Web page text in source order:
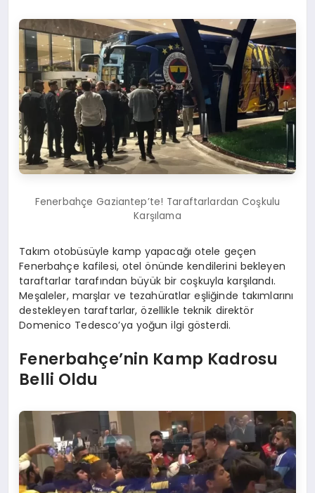
Fenerbahçe Gaziantep’te! Taraftarlardan Coşkulu
Karşılama
Takım otobüsüyle kamp yapacağı otele geçen
Fenerbahçe kafilesi, otel önünde kendilerini bekleyen
taraftarlar tarafından büyük bir coşkuyla karşılandı.
Meşaleler, marşlar ve tezahüratlar eşliğinde takımlarını
destekleyen taraftarlar, özellikle teknik direktör
Domenico Tedesco’ya yoğun ilgi gösterdi.
Fenerbahçe’nin Kamp Kadrosu
Belli Oldu